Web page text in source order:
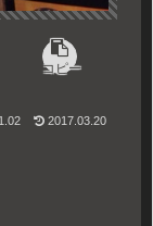
コピー
2017.03.20